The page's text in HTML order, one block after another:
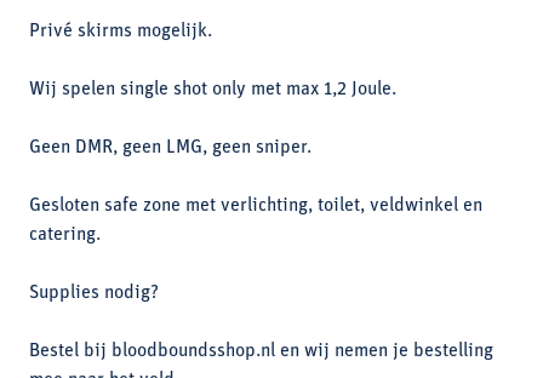
Privé skirms mogelijk.
Wij spelen single shot only met max 1,2 Joule.
Geen DMR, geen LMG, geen sniper.
Gesloten safe zone met verlichting, toilet, veldwinkel en
catering.
Supplies nodig?
Bestel bij bloodboundsshop.nl en wij nemen je bestelling